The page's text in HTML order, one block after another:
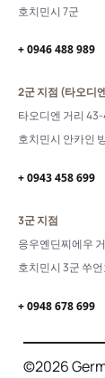
호치민시 7군
+ 0946 488 989
2군 지점 (타오디
타오디엔 거리
호치민시 안카인
+ 0943 458 699
3군 지점
응우옌딘찌에우
호치민시 3군 쑤
+ 0948 678 699
©2026